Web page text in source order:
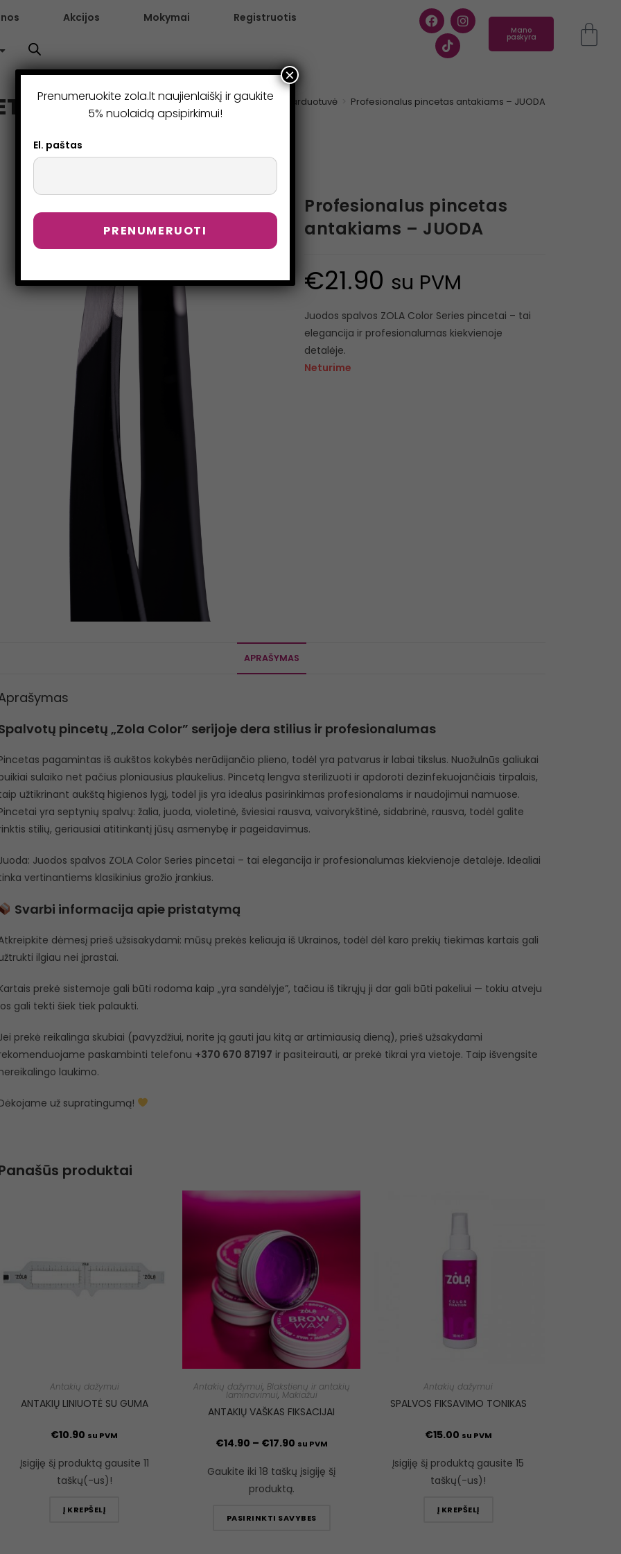
Akcijos Mokymai Registruotis
Mano
paskyra
ANTAKIAMS – JUODA Parduotuvė Profesionalus pincetas antakiams – JUODA
Profesionalus pincetas
antakiams – JUODA
€21.90 su PVM
Juodos spalvos ZOLA Color Series pincetai – tai
elegancija ir profesionalumas kiekvienoje
detalėje.
Neturime
APRAŠYMAS
pincetų „Zola Color” serijoje dera stilius ir profesionalumas
pagamintas iš aukštos kokybės nerūdijančio plieno, todėl yra patvarus ir labai tikslus. Nuožulnūs galiukai
sulaiko net pačius ploniausius plaukelius. Pincetą lengva sterilizuoti ir apdoroti dezinfekuojančiais tirpalais,
užtikrinant aukštą higienos lygį, todėl jis yra idealus pasirinkimas profesionalams ir naudojimui namuose.
yra septynių spalvų: žalia, juoda, violetinė, šviesiai rausva, vaivorykštinė, sidabrinė, rausva, todėl galite
stilių, geriausiai atitinkantį jūsų asmenybę ir pageidavimus.
Juodos spalvos ZOLA Color Series pincetai – tai elegancija ir profesionalumas kiekvienoje detalėje. Idealiai
vertinantiems klasikinius grožio įrankius.
Svarbi informacija apie pristatymą
dėmesį prieš užsisakydami: mūsų prekės keliauja iš Ukrainos, todėl dėl karo prekių tiekimas kartais gali
ilgiau nei įprastai.
prekė sistemoje gali būti rodoma kaip „yra sandėlyje”, tačiau iš tikrųjų ji dar gali būti pakeliui — tokiu atveju
gali tekti šiek tiek palaukti.
prekė reikalinga skubiai (pavyzdžiui, norite ją gauti jau kitą ar artimiausią dieną), prieš užsakydami
paskambinti telefonu +370 670 87197 ir pasiteirauti, ar prekė tikrai yra vietoje. Taip išvengsite
laukimo.
už supratingumą!
produktai
Antakių dažymui
ANTAKIŲ LINIUOTĖ SU GUMA
€10.90 su PVM
Įsigiję šį produktą gausite 11
taškų(-us)!
Į KREPŠELĮ
Antakių dažymui, Blakstienų ir antakių
laminavimui, Makiažui
ANTAKIŲ VAŠKAS FIKSACIJAI
€14.90 – €17.90 su PVM
Gaukite iki 18 taškų įsigiję šį
produktą.
PASIRINKTI SAVYBES
Antakių dažymui
SPALVOS FIKSAVIMO TONIKAS
€15.00 su PVM
Įsigiję šį produktą gausite 15
taškų(-us)!
Į KREPŠELĮ
Prenumeruokite zola.lt naujienlaiškį ir gaukite
5% nuolaidą apsipirkimui!
El. paštas
×